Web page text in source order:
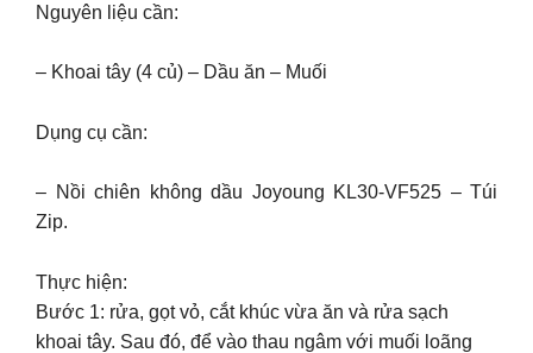
Nguyên liệu cần:
– Khoai tây (4 củ) – Dầu ăn – Muối
Dụng cụ cần:
– Nồi chiên không dầu Joyoung KL30-VF525 – Túi
Zip.
Thực hiện:
Bước 1: rửa, gọt vỏ, cắt khúc vừa ăn và rửa sạch
khoai tây. Sau đó, để vào thau ngâm với muối loãng